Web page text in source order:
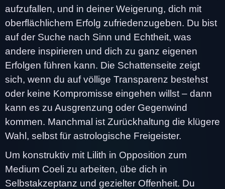
aufzufallen, und in deiner Weigerung, dich mit
oberflächlichem Erfolg zufriedenzugeben. Du bist
auf der Suche nach Sinn und Echtheit, was
andere inspirieren und dich zu ganz eigenen
Erfolgen führen kann. Die Schattenseite zeigt
sich, wenn du auf völlige Transparenz bestehst
oder keine Kompromisse eingehen willst – dann
kann es zu Ausgrenzung oder Gegenwind
kommen. Manchmal ist Zurückhaltung die klügere
Wahl, selbst für astrologische Freigeister.
Um konstruktiv mit Lilith in Opposition zum
Medium Coeli zu arbeiten, übe dich in
Selbstakzeptanz und gezielter Offenheit. Du